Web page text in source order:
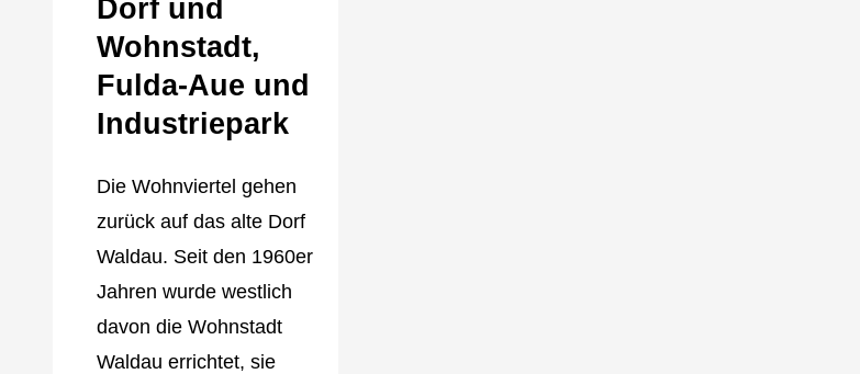
Dorf und
Wohnstadt,
Fulda‐Aue und
Industriepark
Die Wohnviertel gehen
zurück auf das alte Dorf
Waldau. Seit den 1960er
Jahren wurde westlich
davon die Wohnstadt
Waldau errichtet, sie